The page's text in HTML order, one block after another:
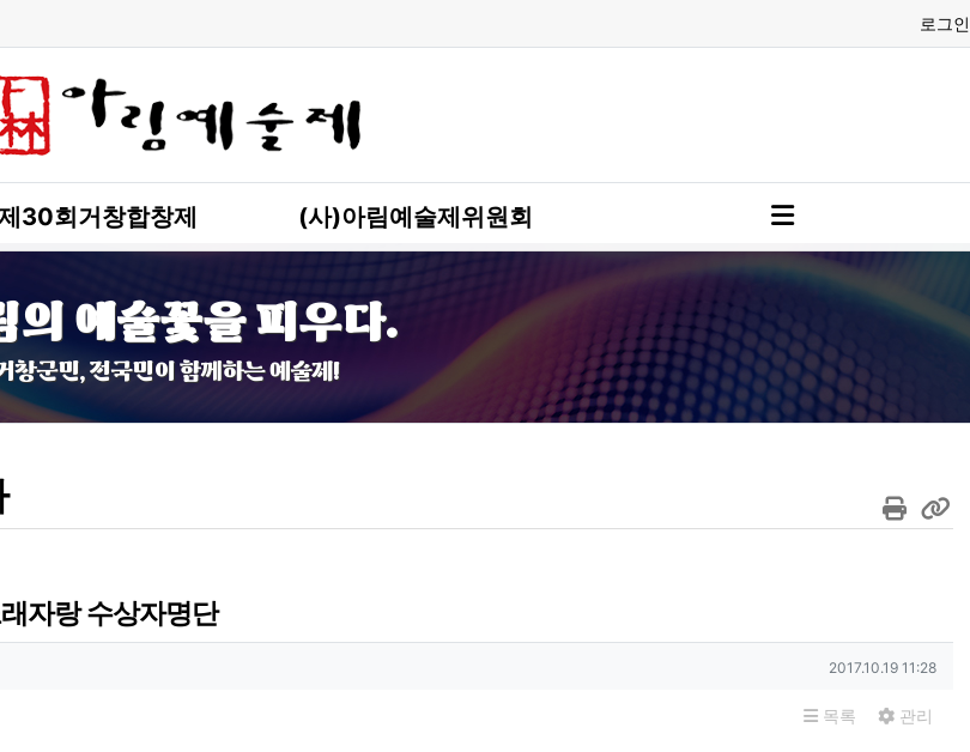
로그인
30회거창합창제 (사)아림예술제위원회
의 예술꽃을 피우다.
창군민, 전국민이 함께하는 예술제!
자랑 수상자명단
작성일
2017.10.19 11:28
목록 관리